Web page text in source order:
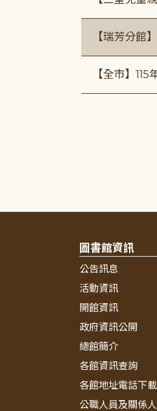
【瑞芳分館
【全市】
圖書館資訊
公告訊息
活動資訊
開館資訊
政府資訊公開
總館簡介
各館資訊查詢
各館地址電話下載
公職人員及關係